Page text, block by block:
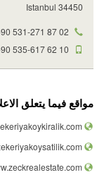
34450 Istanbul
531-271 87 02
535-617 62 10
مواقع فيما يتعلق